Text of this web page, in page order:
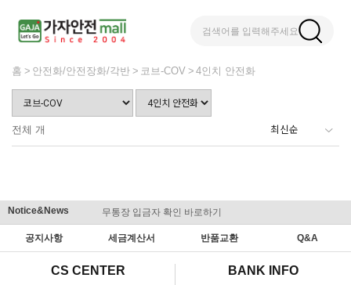
검색어를 입력해주세요
홈 안전화/안전장화/각반 코브-COV 4인치 안전화
전체 개
Notice&News 무통장 입금자 확인 바로하기
공지사항 세금계산서 반품교환 Q&A
CS CENTER BANK INFO